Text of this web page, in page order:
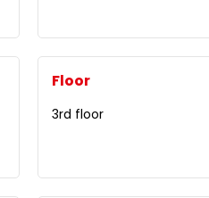
Floor
3rd floor